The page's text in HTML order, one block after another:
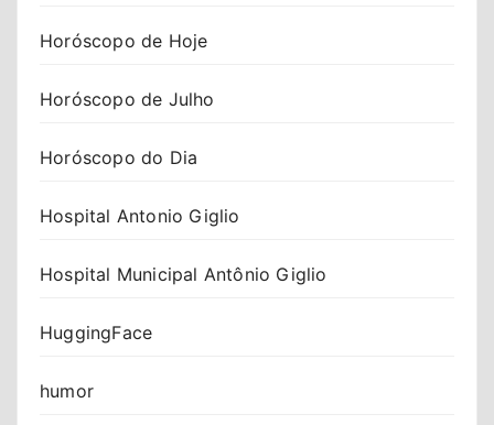
Horóscopo de Hoje
Horóscopo de Julho
Horóscopo do Dia
Hospital Antonio Giglio
Hospital Municipal Antônio Giglio
HuggingFace
humor